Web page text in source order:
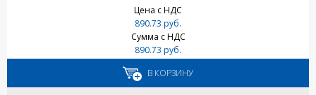
Цена с НДС
890.73 руб.
Сумма с НДС
890.73 руб.
В КОРЗИНУ